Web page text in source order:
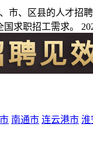
市、区县的人才
求职招工需求。
南通市 连云港市 淮